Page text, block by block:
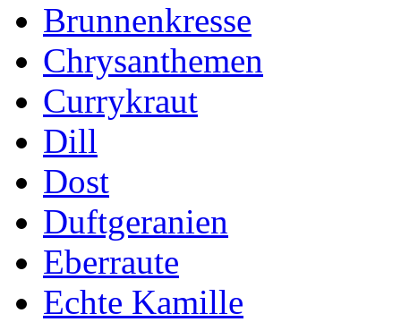
Brunnenkresse
Chrysanthemen
Currykraut
Dill
Dost
Duftgeranien
Eberraute
Echte Kamille